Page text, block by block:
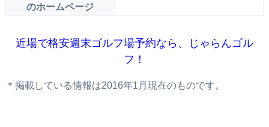
のホームページ
近場で格安週末ゴルフ場予約なら、じゃらんゴル
フ！
＊掲載している情報は2016年1月現在のものです。